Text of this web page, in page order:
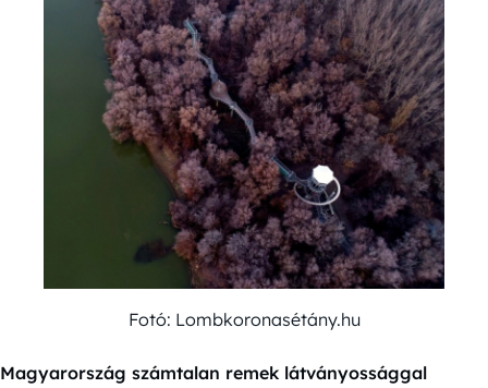
Fotó: Lombkoronasétány.hu
Magyarország számtalan remek látványossággal